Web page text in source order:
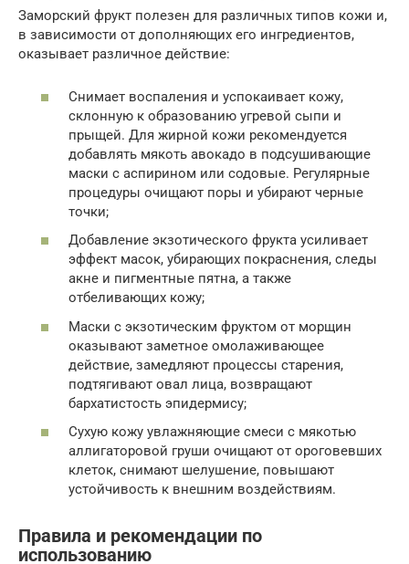
Заморский фрукт полезен для различных типов кожи и,
в зависимости от дополняющих его ингредиентов,
оказывает различное действие:
Снимает воспаления и успокаивает кожу,
склонную к образованию угревой сыпи и
прыщей. Для жирной кожи рекомендуется
добавлять мякоть авокадо в подсушивающие
маски с аспирином или содовые. Регулярные
процедуры очищают поры и убирают черные
точки;
Добавление экзотического фрукта усиливает
эффект масок, убирающих покраснения, следы
акне и пигментные пятна, а также
отбеливающих кожу;
Маски с экзотическим фруктом от морщин
оказывают заметное омолаживающее
действие, замедляют процессы старения,
подтягивают овал лица, возвращают
бархатистость эпидермису;
Сухую кожу увлажняющие смеси с мякотью
аллигаторовой груши очищают от ороговевших
клеток, снимают шелушение, повышают
устойчивость к внешним воздействиям.
Правила и рекомендации по
использованию